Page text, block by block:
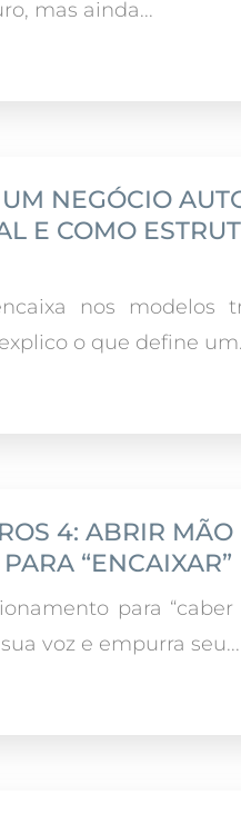
mas ainda...
UM NEGÓCIO
E COMO
nos modelos
o que define
4: ABRIR MÃO
“ENCAIXAR”
para
voz e empurra seu...